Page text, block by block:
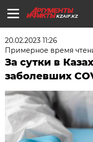
KZAIF.KZ
20.02.2023 11:26
Примерное время
За сутки в
заболевших